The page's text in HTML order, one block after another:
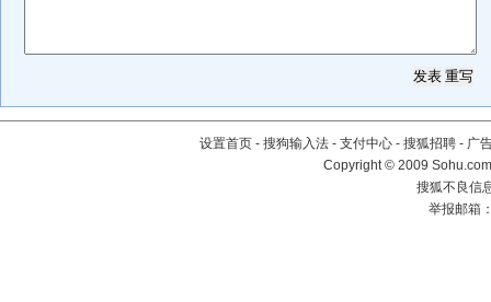
设置首页 - 搜狗输入法 - 支付中心 - 搜狐招聘 - 广
Copyright © 2009
搜狐不良信
举报邮箱